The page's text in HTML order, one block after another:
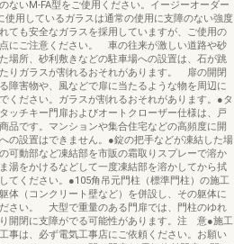
ないM-FA型をご使用ください。イージーオーダー
使用しているガラスは通常の使用に支障のない強度
ても安全なガラスを採用していますが、ご使用の
にご注意ください。 車の往来が激しい道路や砂
場所、砂利敷きなどの駐車場への設置は、石が跳
りガラスが割れるおそれがあります。 扉の開閉
障害物や、風などで扉に当たるような物を周辺に
ください。ガラスが割れるおそれがあります。●タ
ッチキー門扉およびオートクローザー仕様は、戸
品です。マンションや集合住宅などの高頻度に開
の設置はできません。●錠の把手などが凍結した場
可動部など凍結部を市販の霜取りスプレーで溶か
湯をかけるなどして一度凍結部を溶かしてから拭
てください。●105角吊元門柱（標準門柱）の施工
体（コンクリート壁など）を併設し、その躯体に
さい。 大型で重量のある門扉では、門柱のゆれ
開閉に支障がでる可能性があります。注 意●施工
事は、必ず電気工事店にご依頼ください。お願い